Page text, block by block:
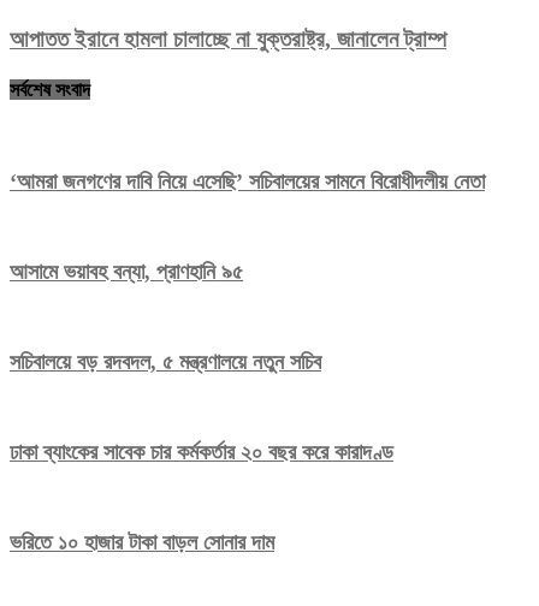
আপাতত ইরানে হামলা চালাচ্ছে না যুক্তরাষ্ট্র, জানালেন ট্রাম্প
সর্বশেষ সংবাদ
‘আমরা জনগণের দাবি নিয়ে এসেছি’ সচিবালয়ের সামনে বিরোধীদলীয় নেতা
আসামে ভয়াবহ বন্যা, প্রাণহানি ৯৫
সচিবালয়ে বড় রদবদল, ৫ মন্ত্রণালয়ে নতুন সচিব
ঢাকা ব্যাংকের সাবেক চার কর্মকর্তার ২০ বছর করে কারাদণ্ড
ভরিতে ১০ হাজার টাকা বাড়ল সোনার দাম